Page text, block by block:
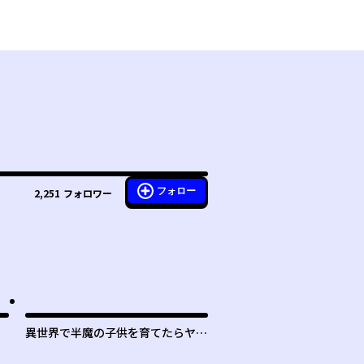
2,251 フォロワー フォロー
異世界で半魔の子供を育てたらヤン